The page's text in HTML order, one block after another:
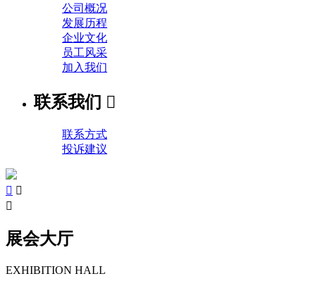
公司概况
发展历程
企业文化
员工风采
加入我们
联系我们 
联系方式
投诉建议
 

展会大厅
EXHIBITION HALL